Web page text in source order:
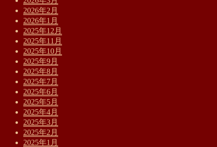
2026年2月
2026年1月
2025年12月
2025年11月
2025年10月
2025年9月
2025年8月
2025年7月
2025年6月
2025年5月
2025年4月
2025年3月
2025年2月
2025年1月